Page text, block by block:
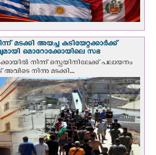
മടക്കി അയച്ച കുടിയേറ്റക്കാര്‍ക്ക്
മൊറോക്കോയിലെ സഭ
നിന്ന് സ്പെയിനിലേക്ക് പലായനം
അവിടെ നിന്നു മടക്കി...